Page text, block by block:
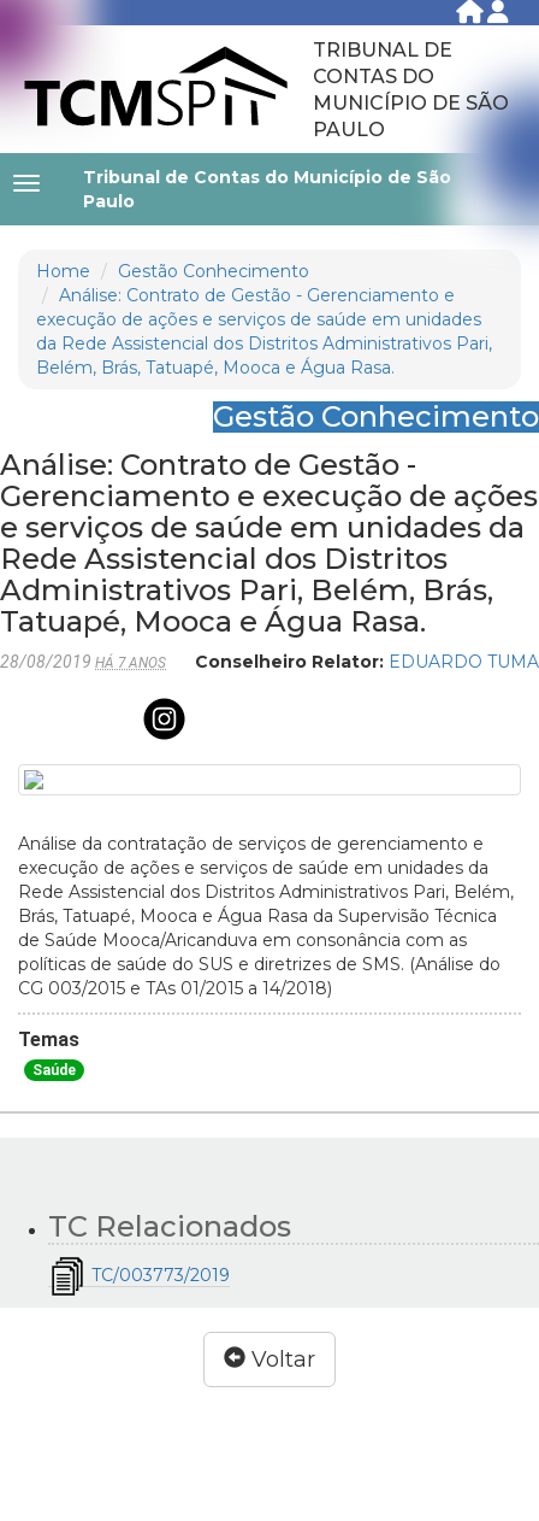
TRIBUNAL DE
CONTAS DO
MUNICÍPIO DE SÃO
PAULO
Tribunal de Contas do Município de São
Paulo
Home
Gestão Conhecimento
Análise: Contrato de Gestão - Gerenciamento e
execução de ações e serviços de saúde em unidades
da Rede Assistencial dos Distritos Administrativos Pari,
Belém, Brás, Tatuapé, Mooca e Água Rasa.
Gestão Conhecimento
Análise: Contrato de Gestão -
Gerenciamento e execução de ações
e serviços de saúde em unidades da
Rede Assistencial dos Distritos
Administrativos Pari, Belém, Brás,
Tatuapé, Mooca e Água Rasa.
28/08/2019 HÁ 7 ANOS Conselheiro Relator: EDUARDO TUMA
Análise da contratação de serviços de gerenciamento e
execução de ações e serviços de saúde em unidades da
Rede Assistencial dos Distritos Administrativos Pari, Belém,
Brás, Tatuapé, Mooca e Água Rasa da Supervisão Técnica
de Saúde Mooca/Aricanduva em consonância com as
políticas de saúde do SUS e diretrizes de SMS. (Análise do
CG 003/2015 e TAs 01/2015 a 14/2018)
Temas
Saúde
TC Relacionados
TC/003773/2019
Voltar